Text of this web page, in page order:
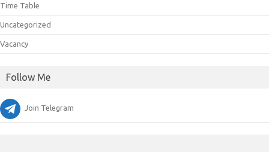
Time Table
Uncategorized
Vacancy
Follow Me
Join Telegram